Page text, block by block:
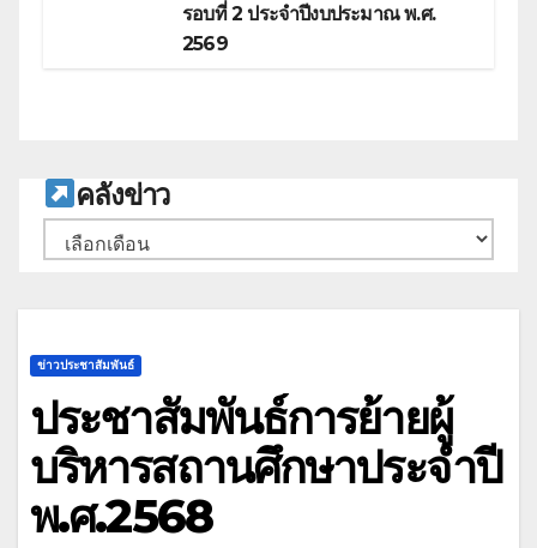
รอบที่ 2 ประจำปีงบประมาณ พ.ศ.
2569
คลังข่าว
คลัง
ข่าวประชาสัมพันธ์
ประชาสัมพันธ์การย้ายผู้
บริหารสถานศึกษาประจำปี
พ.ศ.2568